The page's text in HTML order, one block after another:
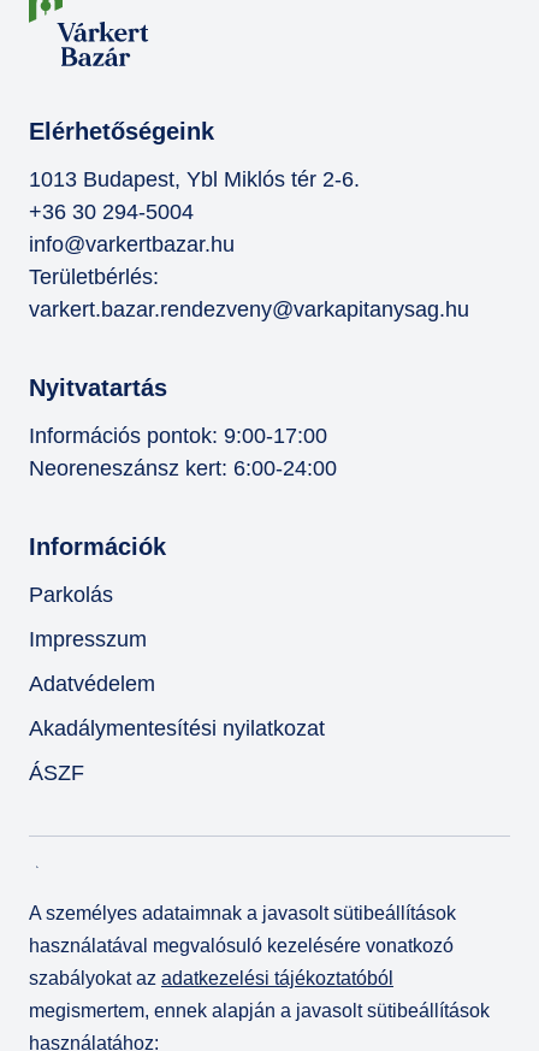
Elérhetőségeink
1013 Budapest, Ybl Miklós tér 2-6.
+36 30 294-5004
info@varkertbazar.hu
Területbérlés:
varkert.bazar.rendezveny@varkapitanysag.hu
Nyitvatartás
Információs pontok: 9:00-17:00
Neoreneszánsz kert: 6:00-24:00
Információk
Parkolás
Impresszum
Adatvédelem
Akadálymentesítési nyilatkozat
ÁSZF
© Várkert Bazár 2026
A személyes adataimnak a javasolt sütibeállítások
használatával megvalósuló kezelésére vonatkozó
szabályokat az adatkezelési tájékoztatóból
megismertem, ennek alapján a javasolt sütibeállítások
használatához: